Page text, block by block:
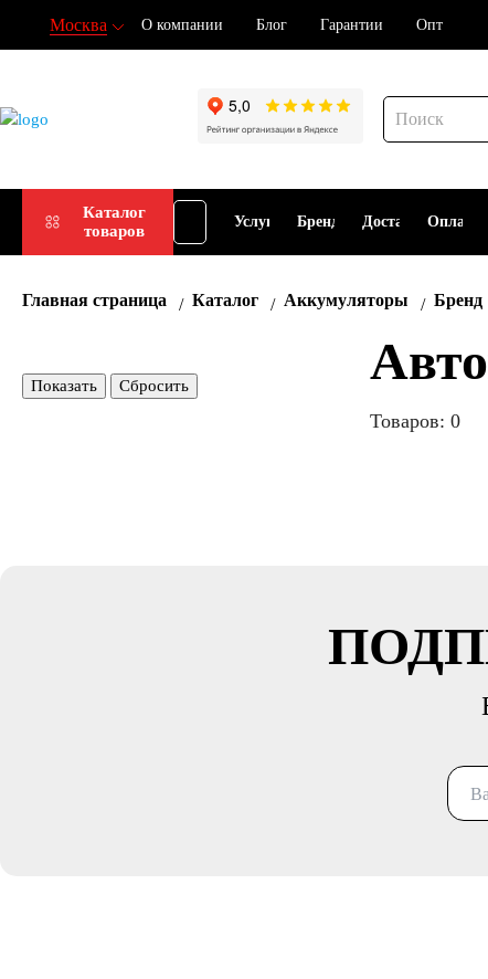
Москва О компании Блог Гарантии Опт
Каталог
товаров
Подбор
АКБ
Услуги Бренды ДоставкаОплата
Главная страница Каталог Аккумуляторы Бренд
Показать Сбросить
Товаров: 0